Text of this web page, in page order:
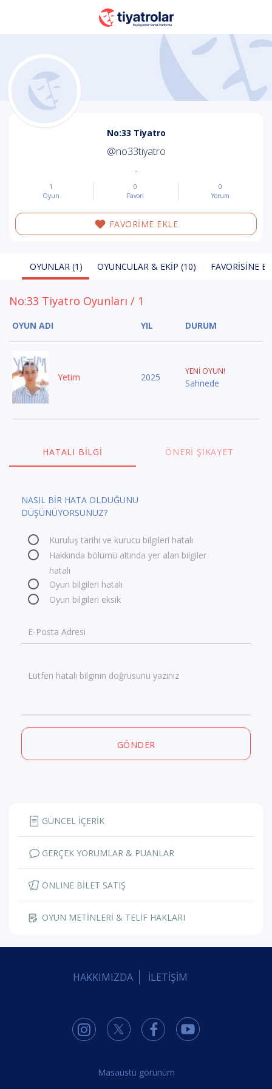
No:33 Tiyatro
@no33tiyatro
-
1
Oyun
0
Favori
0
Yorum
FAVORİME EKLE
OYUNLAR (1) OYUNCULAR & EKIP (10) FAVORISINE
No:33 Tiyatro Oyunları / 1
OYUN ADI YIL DURUM
Yetim 2025
YENİ OYUN!
Sahnede
HATALI BILGI ÖNERI ŞIKAYET
NASIL BİR HATA OLDUĞUNU
DÜŞÜNÜYORSUNUZ?
Kuruluş tarihi ve kurucu bilgileri hatalı
Hakkında bölümü altında yer alan bilgiler
hatalı
Oyun bilgileri hatalı
Oyun bilgileri eksik
E-Posta Adresi
Lütfen hatalı bilginin doğrusunu yazınız
GÖNDER
GÜNCEL İÇERİK
GERÇEK YORUMLAR & PUANLAR
ONLINE BİLET SATIŞ
OYUN METİNLERİ & TELİF HAKLARI
HAKKIMIZDA İLETİŞİM
Masaüstü görünüm